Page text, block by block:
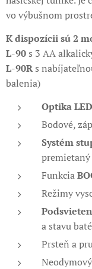
vo výbušnom
K dispozícii sú 2
L-90 s 3 AA
L-90R s
balenia)
Optika
Bodové,
Systém
Funkcia
Režimy
a stavu
Prsteň a